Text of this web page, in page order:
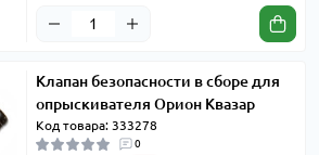
Клапан безопасности в сборе для
опрыскивателя Орион Квазар
Код товара: 333278
0